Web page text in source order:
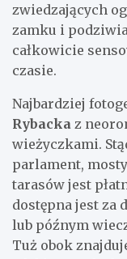
zwiedzających
zamku i
całkowicie
czasie.
Najbardziej
Rybacka z
wieżyczkami.
parlament,
tarasów jest
dostępna jest za
lub późnym
Tuż obok